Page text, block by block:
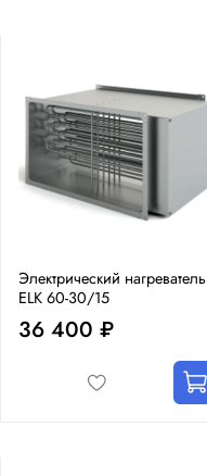
Электрический нагреватель
ELK 60-30/15
36 400 ₽